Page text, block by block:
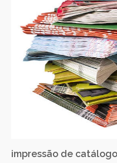
impressão de